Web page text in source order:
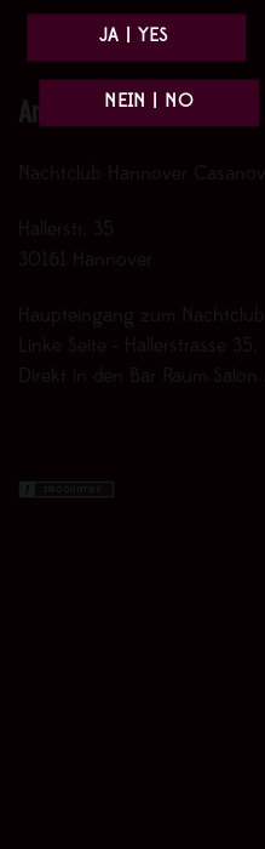
Anfahrt
Nachtclub Hannover
Hallerstr. 35
30161 Hannover
Haupteingang zum
Linke Seite - Hallerstrasse 35.
Direkt in den Bar Raum Salon